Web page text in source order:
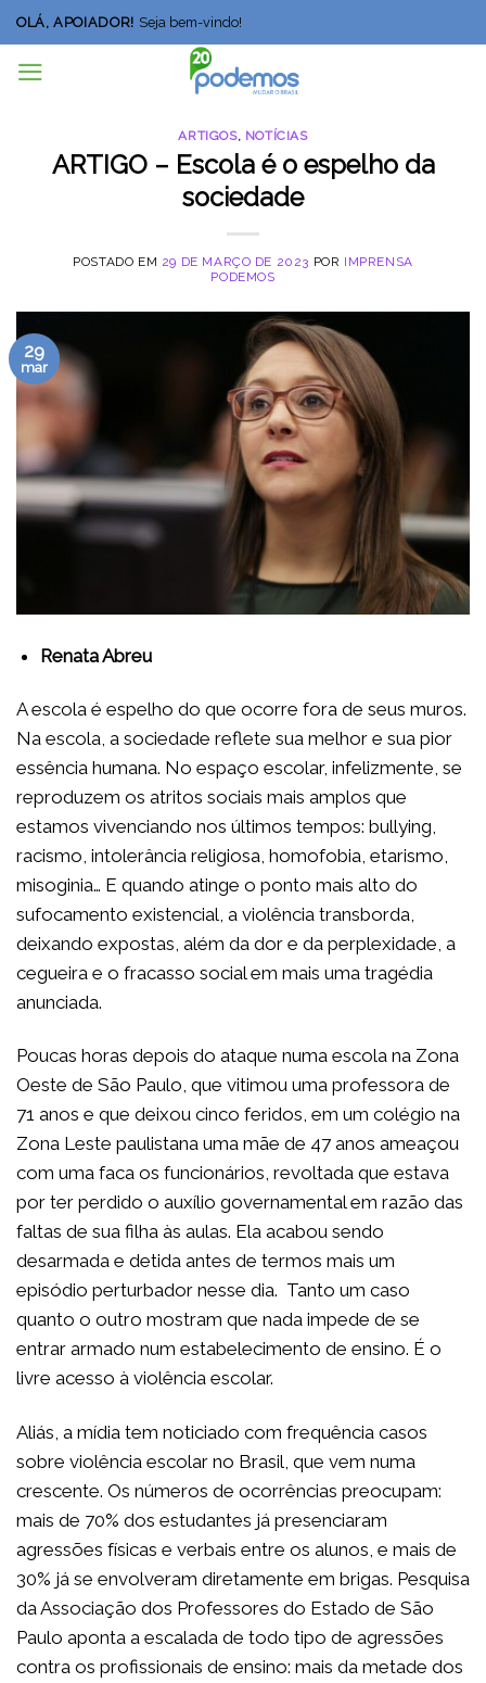
Skip
to
content
OLÁ, APOIADOR! Seja bem-vindo!
ARTIGOS, NOTÍCIAS
ARTIGO – Escola é o espelho da
sociedade
POSTADO EM 29 DE MARÇO DE 2023 POR IMPRENSA
PODEMOS
29
mar
Renata Abreu
A escola é espelho do que ocorre fora de seus muros.
Na escola, a sociedade reflete sua melhor e sua pior
essência humana. No espaço escolar, infelizmente, se
reproduzem os atritos sociais mais amplos que
estamos vivenciando nos últimos tempos: bullying,
racismo, intolerância religiosa, homofobia, etarismo,
misoginia… E quando atinge o ponto mais alto do
sufocamento existencial, a violência transborda,
deixando expostas, além da dor e da perplexidade, a
cegueira e o fracasso social em mais uma tragédia
anunciada.
Poucas horas depois do ataque numa escola na Zona
Oeste de São Paulo, que vitimou uma professora de
71 anos e que deixou cinco feridos, em um colégio na
Zona Leste paulistana uma mãe de 47 anos ameaçou
com uma faca os funcionários, revoltada que estava
por ter perdido o auxílio governamental em razão das
faltas de sua filha às aulas. Ela acabou sendo
desarmada e detida antes de termos mais um
episódio perturbador nesse dia. Tanto um caso
quanto o outro mostram que nada impede de se
entrar armado num estabelecimento de ensino. É o
livre acesso à violência escolar.
Aliás, a mídia tem noticiado com frequência casos
sobre violência escolar no Brasil, que vem numa
crescente. Os números de ocorrências preocupam:
mais de 70% dos estudantes já presenciaram
agressões físicas e verbais entre os alunos, e mais de
30% já se envolveram diretamente em brigas. Pesquisa
da Associação dos Professores do Estado de São
Paulo aponta a escalada de todo tipo de agressões
contra os profissionais de ensino: mais da metade dos